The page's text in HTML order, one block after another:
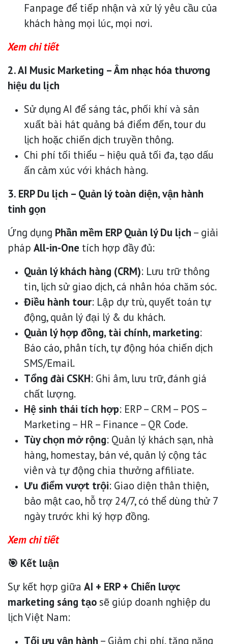
Fanpage để tiếp nhận và xử lý yêu cầu của
khách hàng mọi lúc, mọi nơi.
Xem chi tiết
2. AI Music Marketing – Âm nhạc hóa thương
hiệu du lịch
Sử dụng AI để sáng tác, phối khí và sản
xuất bài hát quảng bá điểm đến, tour du
lịch hoặc chiến dịch truyền thông.
Chi phí tối thiểu – hiệu quả tối đa, tạo dấu
ấn cảm xúc với khách hàng.
3. ERP Du lịch – Quản lý toàn diện, vận hành
tinh gọn
Ứng dụng Phần mềm ERP Quản lý Du lịch – giải
pháp All-in-One tích hợp đầy đủ:
Quản lý khách hàng (CRM): Lưu trữ thông
tin, lịch sử giao dịch, cá nhân hóa chăm sóc.
Điều hành tour: Lập dự trù, quyết toán tự
động, quản lý đại lý & du khách.
Quản lý hợp đồng, tài chính, marketing:
Báo cáo, phân tích, tự động hóa chiến dịch
SMS/Email.
Tổng đài CSKH: Ghi âm, lưu trữ, đánh giá
chất lượng.
Hệ sinh thái tích hợp: ERP – CRM – POS –
Marketing – HR – Finance – QR Code.
Tùy chọn mở rộng: Quản lý khách sạn, nhà
hàng, homestay, bán vé, quản lý cộng tác
viên và tự động chia thưởng affiliate.
Ưu điểm vượt trội: Giao diện thân thiện,
bảo mật cao, hỗ trợ 24/7, có thể dùng thử 7
ngày trước khi ký hợp đồng.
Xem chi tiết
🎯 Kết luận
Sự kết hợp giữa AI + ERP + Chiến lược
marketing sáng tạosẽ giúp doanh nghiệp du
lịch Việt Nam:
Tối ưu vận hành – Giảm chi phí, tăng năng